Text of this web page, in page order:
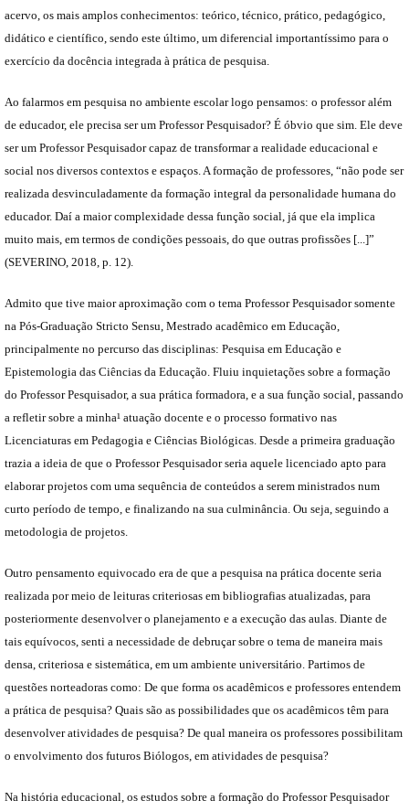
acervo, os mais amplos conhecimentos: teórico, técnico, prático, pedagógico,
didático e científico, sendo este último, um diferencial importantíssimo para o
exercício da docência integrada à prática de pesquisa.
Ao falarmos em pesquisa no ambiente escolar logo pensamos: o professor além
de educador, ele precisa ser um Professor Pesquisador? É óbvio que sim. Ele deve
ser um Professor Pesquisador capaz de transformar a realidade educacional e
social nos diversos contextos e espaços. A formação de professores, “não pode ser
realizada desvinculadamente da formação integral da personalidade humana do
educador. Daí a maior complexidade dessa função social, já que ela implica
muito mais, em termos de condições pessoais, do que outras profissões [...]”
(SEVERINO, 2018, p. 12).
Admito que tive maior aproximação com o tema Professor Pesquisador somente
na Pós-Graduação Stricto Sensu, Mestrado acadêmico em Educação,
principalmente no percurso das disciplinas: Pesquisa em Educação e
Epistemologia das Ciências da Educação. Fluiu inquietações sobre a formação
do Professor Pesquisador, a sua prática formadora, e a sua função social, passando
a refletir sobre a minha¹ atuação docente e o processo formativo nas
Licenciaturas em Pedagogia e Ciências Biológicas. Desde a primeira graduação
trazia a ideia de que o Professor Pesquisador seria aquele licenciado apto para
elaborar projetos com uma sequência de conteúdos a serem ministrados num
curto período de tempo, e finalizando na sua culminância. Ou seja, seguindo a
metodologia de projetos.
Outro pensamento equivocado era de que a pesquisa na prática docente seria
realizada por meio de leituras criteriosas em bibliografias atualizadas, para
posteriormente desenvolver o planejamento e a execução das aulas. Diante de
tais equívocos, senti a necessidade de debruçar sobre o tema de maneira mais
densa, criteriosa e sistemática, em um ambiente universitário. Partimos de
questões norteadoras como: De que forma os acadêmicos e professores entendem
a prática de pesquisa? Quais são as possibilidades que os acadêmicos têm para
desenvolver atividades de pesquisa? De qual maneira os professores possibilitam
o envolvimento dos futuros Biólogos, em atividades de pesquisa?
Na história educacional, os estudos sobre a formação do Professor Pesquisador